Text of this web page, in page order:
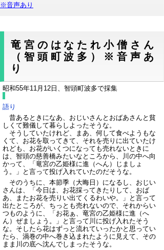
※音声あり
竜宮のはなたれ小僧さん
（智頭町波多）※音声あ
り
昭和55年11月12日、智頭町波多で採集
語り
昔あるときになあ、おじいさんとおばあさんと貧
しくて難儀して暮らしよったそうな。
そうしていたけれど、まあ、何して食べようもな
くて、お花を取ってきて、それを売りに出ていたけ
れども、お花がいくつになっても売れないときに
は、智頭の慈善橋みたいなところから、川の中へ向
かって、「竜宮の乙姫様に進（へん）じましょ
う。」と言って投げ入れていたのだそうな。
そのうちに、本節季（大晦日）になるし、おじい
さんは、「今日は、お花採ってきたりして、おば
あ、またお花を売りい出てくるわいや。」と言って
出たところが、ちっとも売れないので、それからい
つものように、「お花ぁ、竜宮の乙姫様に進（へ
ん）ぜましょう。」と言って川に投げ入れたそう
な。そしたら花はずっと流れていったかと思ってい
たら、渦巻の中へ巻き込まれたように見えて、その
まま川の底へ沈んでしまったそうな。